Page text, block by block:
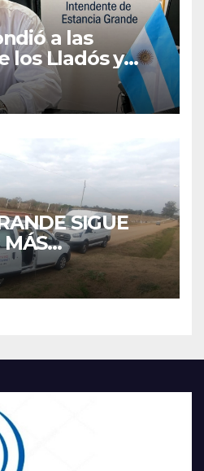
a las
los Lladós y
de
SIGUE
MÁS
Y UNA
LA